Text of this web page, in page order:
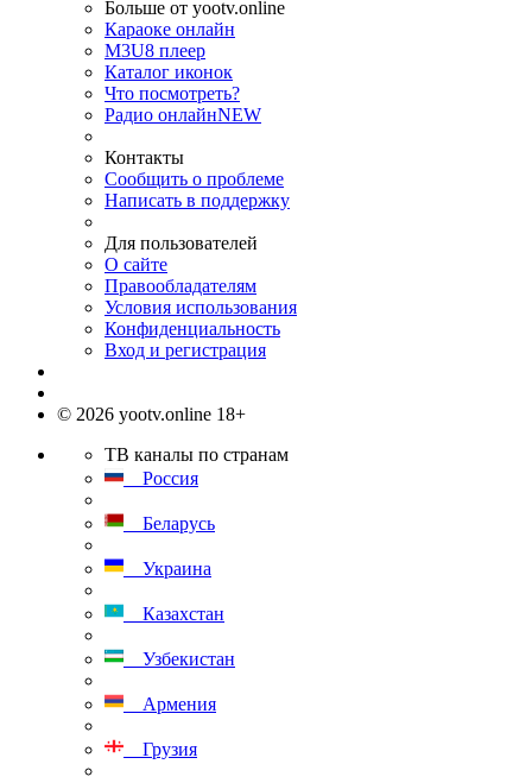
Больше от yootv.online
Караоке онлайн
M3U8 плеер
Каталог иконок
Что посмотреть?
Радио онлайнNEW
Контакты
Сообщить о проблеме
Написать в поддержку
Для пользователей
О сайте
Правообладателям
Условия использования
Конфиденциальность
Вход и регистрация
© 2026 yootv.online 18+
ТВ каналы по странам
Россия
Беларусь
Украина
Казахстан
Узбекистан
Армения
Грузия